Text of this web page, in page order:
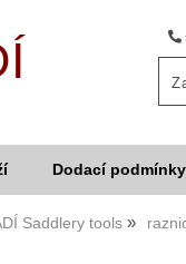
Dodací podmínky
Saddlery tools